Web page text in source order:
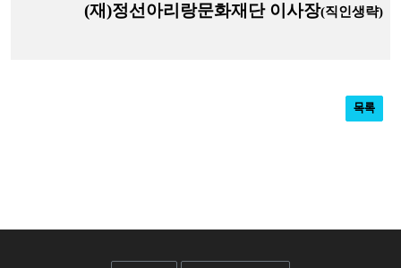
(재)정선아리랑문화재단 이사장(직인생략)
목록